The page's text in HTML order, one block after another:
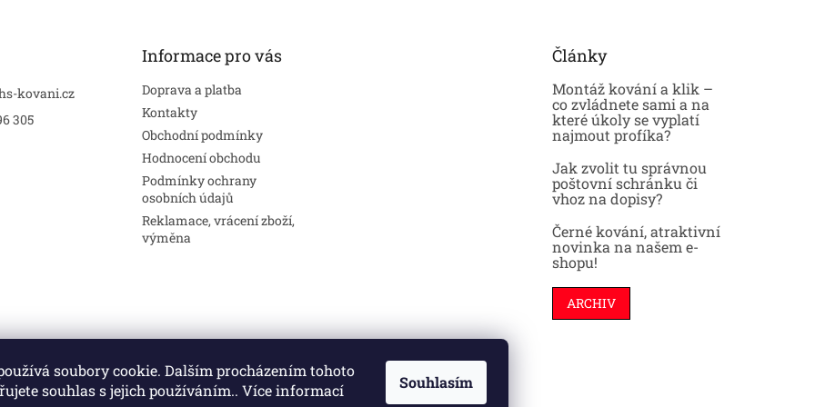
soubory cookie. Dalším procházením tohoto
souhlas s jejich používáním.. Více informací
Souhlasím
kovani.cz
305
Informace pro vás
Doprava a platba
Kontakty
Obchodní podmínky
Hodnocení obchodu
Podmínky ochrany
osobních údajů
Reklamace, vrácení zboží,
výměna
Články
Montáž kování a klik –
co zvládnete sami a na
které úkoly se vyplatí
najmout profíka?
Jak zvolit tu správnou
poštovní schránku či
vhoz na dopisy?
Černé kování, atraktivní
novinka na našem e-
shopu!
ARCHIV
Stavební pouzdra Interiéry Dveře